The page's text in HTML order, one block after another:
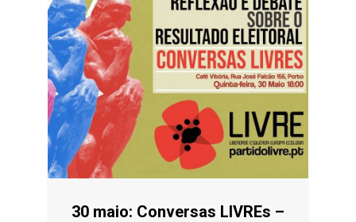
30 maio: Conversas LIVREs –